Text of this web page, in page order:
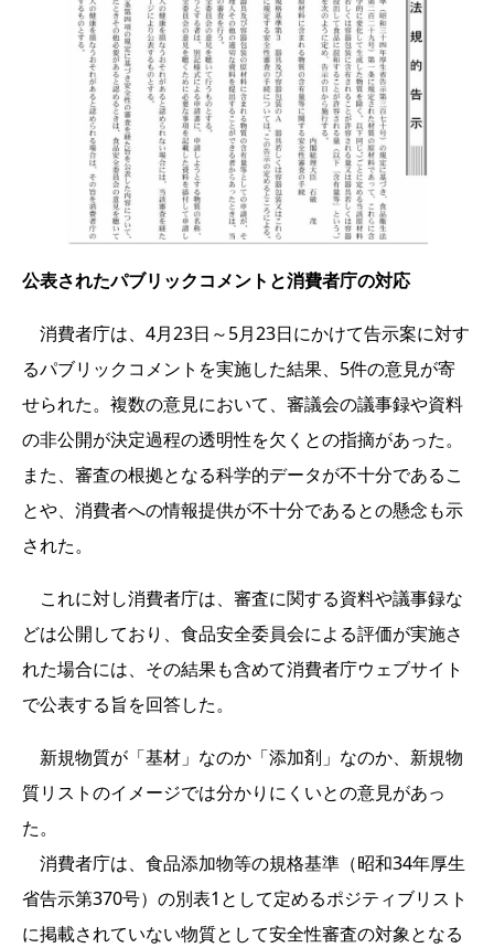
公表されたパブリックコメントと消費者庁の対応
消費者庁は、4月23日～5月23日にかけて告示案に対す
るパブリックコメントを実施した結果、5件の意見が寄
せられた。複数の意見において、審議会の議事録や資料
の非公開が決定過程の透明性を欠くとの指摘があった。
また、審査の根拠となる科学的データが不十分であるこ
とや、消費者への情報提供が不十分であるとの懸念も示
された。
これに対し消費者庁は、審査に関する資料や議事録な
どは公開しており、食品安全委員会による評価が実施さ
れた場合には、その結果も含めて消費者庁ウェブサイト
で公表する旨を回答した。
新規物質が「基材」なのか「添加剤」なのか、新規物
質リストのイメージでは分かりにくいとの意見があっ
た。
消費者庁は、食品添加物等の規格基準（昭和34年厚生
省告示第370号）の別表1として定めるポジティブリスト
に掲載されていない物質として安全性審査の対象となる